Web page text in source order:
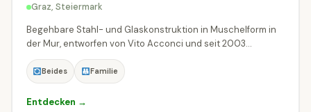
Graz, Steiermark
Begehbare Stahl- und Glaskonstruktion in Muschelform in
der Mur, entworfen von Vito Acconci und seit 2003...
Beides Familie
Entdecken →